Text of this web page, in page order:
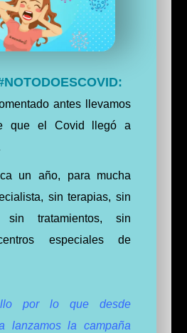
antes llevamos
que el Covid llegó a
un año, para mucha
sin terapias, sin
sin tratamientos, sin
especiales de
por lo que desde
lanzamos la campaña